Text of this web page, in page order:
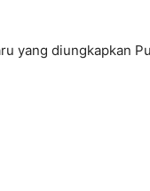
yang diungkapkan